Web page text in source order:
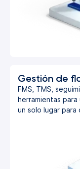
Gestión de
FMS, TMS,
herramientas
un solo lugar para